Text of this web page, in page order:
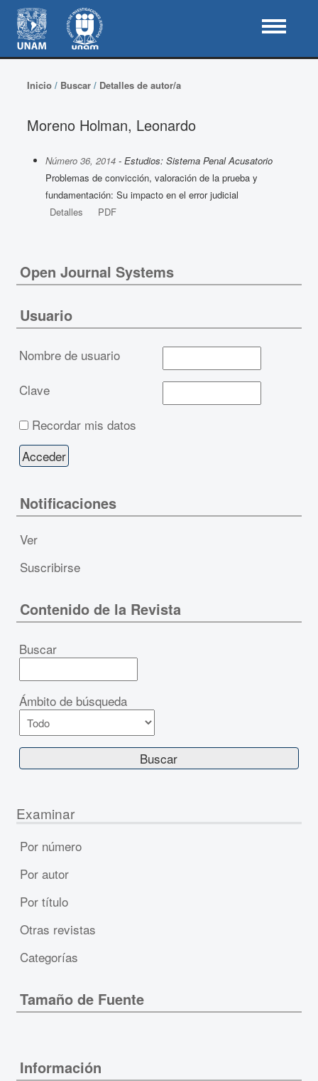
Inicio/ Buscar/ Detalles de autor/a
Moreno Holman, Leonardo
Número 36, 2014- Estudios: Sistema Penal Acusatorio
Problemas de convicción, valoración de la prueba y
fundamentación: Su impacto en el error judicial
Detalles
PDF
Open Journal Systems
Usuario
Nombre de usuario
Clave
Recordar mis datos
Notificaciones
Ver
Suscribirse
Contenido de la Revista
Buscar
Ámbito de búsqueda
Examinar
Por número
Por autor
Por título
Otras revistas
Categorías
Tamaño de Fuente
Información